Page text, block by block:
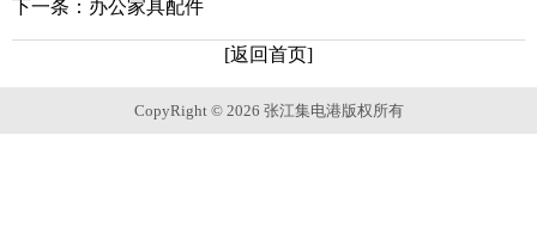
下一条： 办公家具配件
[返回首页]
CopyRight © 2026 张江集电港版权所有